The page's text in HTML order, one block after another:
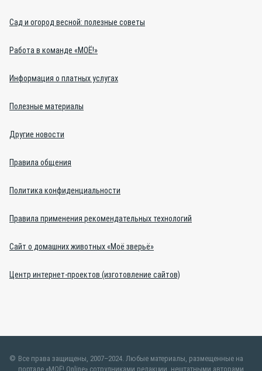
Сад и огород весной: полезные советы
Работа в команде «МОЁ!»
Информация о платных услугах
Полезные материалы
Другие новости
Правила общения
Политика конфиденциальности
Правила применения рекомендательных технологий
Сайт о домашних животных «Моё зверьё»
Центр интернет-проектов (изготовление сайтов)
Все права защищены, 2007–2024. Любые материалы, размещенные на
портале «МОЁ! Online» сотрудниками редакции, нештатными авторами